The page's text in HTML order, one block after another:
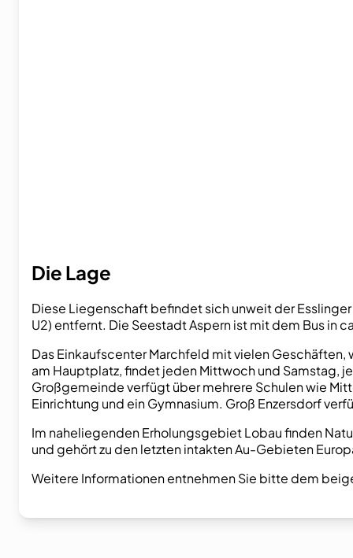
Die Lage
Diese Liegenschaft befindet sich unweit der
U2) entfernt. Die Seestadt Aspern ist mit dem Bus in
Das Einkaufscenter Marchfeld mit vielen
am Hauptplatz, findet jeden Mittwoch und Samstag,
Großgemeinde verfügt über mehrere Schulen wie
Einrichtung und ein Gymnasium. Groß Enzersdorf
Im naheliegenden Erholungsgebiet Lobau finden
und gehört zu den letzten intakten Au-Gebieten
Weitere Informationen entnehmen Sie bitte dem